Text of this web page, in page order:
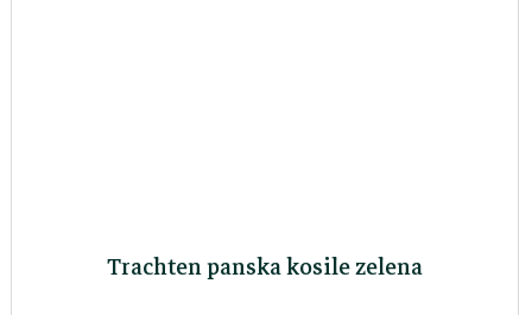
Trachten panska kosile zelena